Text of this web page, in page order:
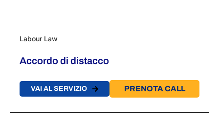
Labour Law
Accordo di distacco
VAI AL SERVIZIO PRENOTA CALL